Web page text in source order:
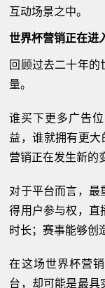
互动场景之中。
世界杯营销正在进
回顾过去二十年
量。
谁买下更多广告
益，谁就拥有更
营销正在发生新的
对于平台而言，最
得用户参与权，直
时长；赛事能够创
在这场世界杯营
台，却可能是最具